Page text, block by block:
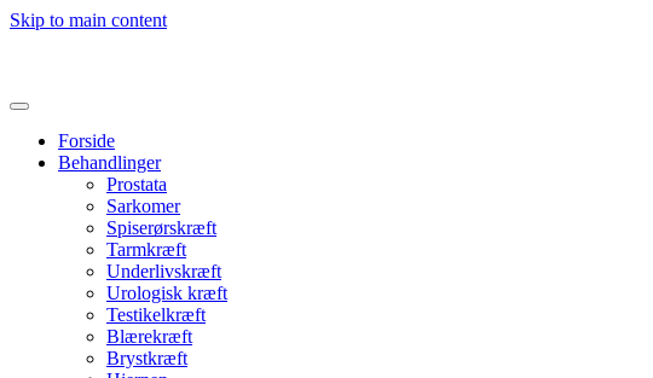
Skip to main content
Forside
Behandlinger
Prostata
Sarkomer
Spiserørskræft
Tarmkræft
Underlivskræft
Urologisk kræft
Testikelkræft
Blærekræft
Brystkræft